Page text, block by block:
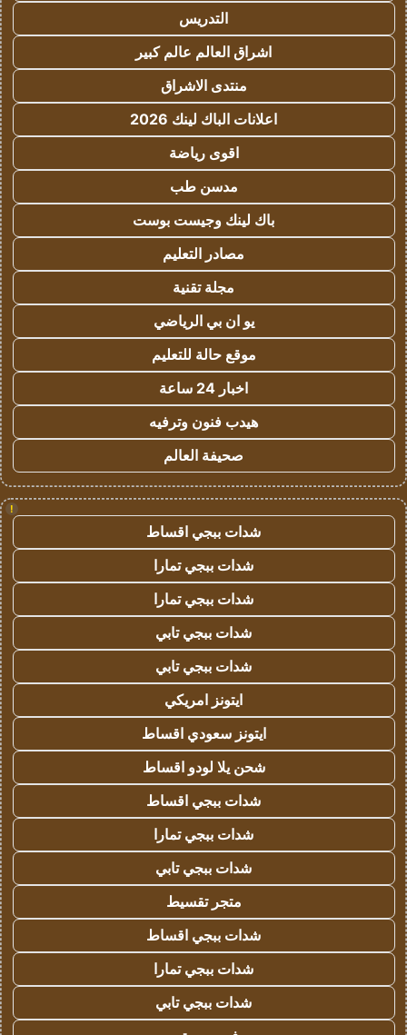
التدريس
اشراق العالم عالم كبير
منتدى الاشراق
اعلانات الباك لينك 2026
اقوى رياضة
مدسن طب
باك لينك وجيست بوست
مصادر التعليم
مجلة تقنية
يو ان بي الرياضي
موقع حالة للتعليم
اخبار 24 ساعة
هيدب فنون وترفيه
صحيفة العالم
!
شدات ببجي اقساط
شدات ببجي تمارا
شدات ببجي تمارا
شدات ببجي تابي
شدات ببجي تابي
ايتونز امريكي
ايتونز سعودي اقساط
شحن يلا لودو اقساط
شدات ببجي اقساط
شدات ببجي تمارا
شدات ببجي تابي
متجر تقسيط
شدات ببجي اقساط
شدات ببجي تمارا
شدات ببجي تابي